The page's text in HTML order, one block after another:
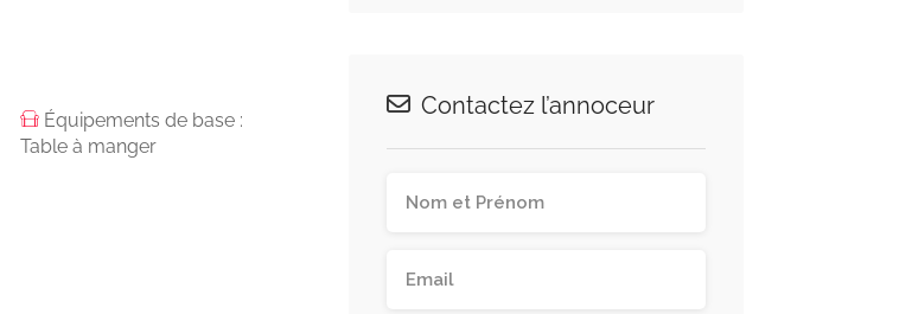
Équipements de base :
Table à manger
Contactez l’annoceur